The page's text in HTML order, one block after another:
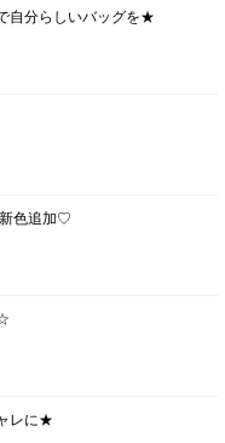
自分らしいバッグを★
色追加♡
レに★